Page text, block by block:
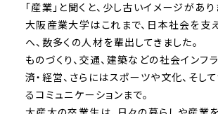
「産業」と聞くと、少し古いイメージがあ
大阪産業大学はこれまで、日本社会を支
へ、数多くの人材を輩出してきました。
ものづくり、交通、建築などの社会インフ
済・経営、さらにはスポーツや文化、そし
るコミュニケーションまで。